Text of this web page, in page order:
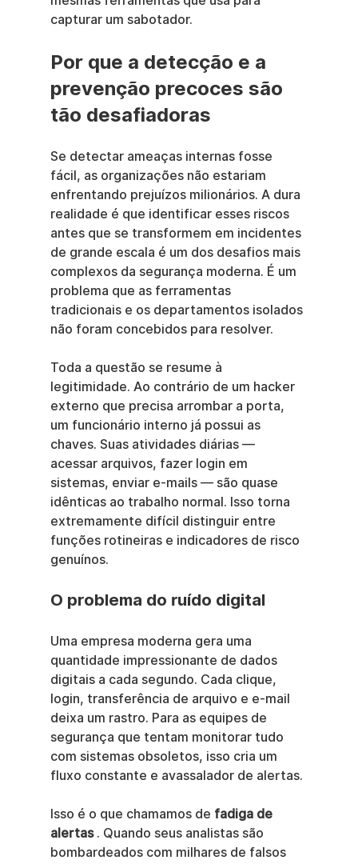
capturar um sabotador.
Por que a detecção e a
prevenção precoces são
tão desafiadoras
Se detectar ameaças internas fosse
fácil, as organizações não estariam
enfrentando prejuízos milionários. A dura
realidade é que identificar esses riscos
antes que se transformem em incidentes
de grande escala é um dos desafios mais
complexos da segurança moderna. É um
problema que as ferramentas
tradicionais e os departamentos isolados
não foram concebidos para resolver.
Toda a questão se resume à
legitimidade. Ao contrário de um hacker
externo que precisa arrombar a porta,
um funcionário interno já possui as
chaves. Suas atividades diárias —
acessar arquivos, fazer login em
sistemas, enviar e-mails — são quase
idênticas ao trabalho normal. Isso torna
extremamente difícil distinguir entre
funções rotineiras e indicadores de risco
genuínos.
O problema do ruído digital
Uma empresa moderna gera uma
quantidade impressionante de dados
digitais a cada segundo. Cada clique,
login, transferência de arquivo e e-mail
deixa um rastro. Para as equipes de
segurança que tentam monitorar tudo
com sistemas obsoletos, isso cria um
fluxo constante e avassalador de alertas.
Isso é o que chamamos de fadiga de
alertas . Quando seus analistas são
bombardeados com milhares de falsos